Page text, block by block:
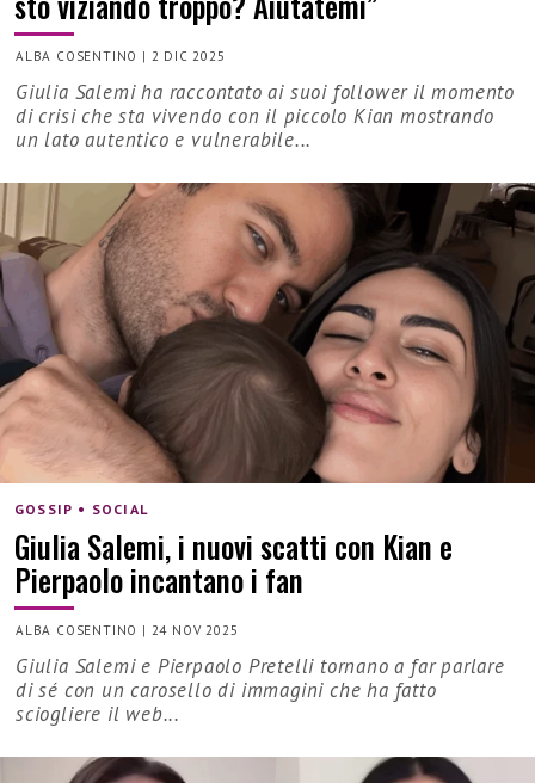
ALBA COSENTINO | 2 DIC 2025
Giulia Salemi ha raccontato ai suoi follower il momento
di crisi che sta vivendo con il piccolo Kian mostrando
un lato autentico e vulnerabile...
GOSSIP • SOCIAL
Giulia Salemi, i nuovi scatti con Kian e
Pierpaolo incantano i fan
ALBA COSENTINO | 24 NOV 2025
Giulia Salemi e Pierpaolo Pretelli tornano a far parlare
di sé con un carosello di immagini che ha fatto
sciogliere il web...